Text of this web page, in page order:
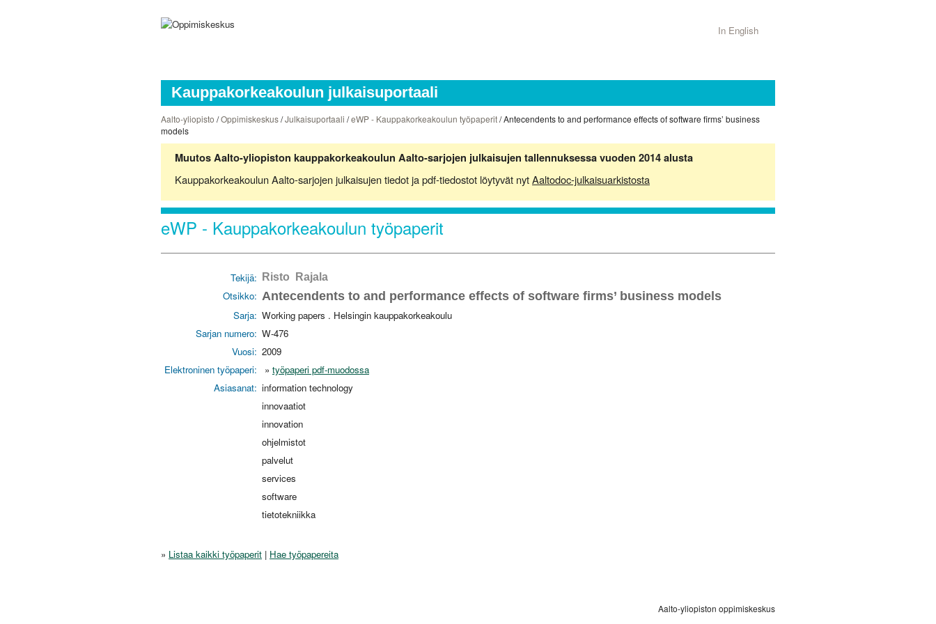
In English
Kauppakorkeakoulun julkaisuportaali
Aalto-yliopisto /Oppimiskeskus/Julkaisuportaali /eWP - Kauppakorkeakoulun työpaperit/ Antecendents to and performance effects of software firms’ business
models
Muutos Aalto-yliopiston kauppakorkeakoulun Aalto-sarjojen julkaisujen tallennuksessa vuoden 2014 alusta
Kauppakorkeakoulun Aalto-sarjojen julkaisujen tiedot ja pdf-tiedostot löytyvät nytAaltodoc-julkaisuarkistosta
eWP - Kauppakorkeakoulun työpaperit
Tekijä: Risto Rajala
Otsikko: Antecendents to and performance effects of software firms’ business models
Sarja: Working papers . Helsingin kauppakorkeakoulu
Sarjan numero: W-476
Vuosi: 2009
Elektroninen työpaperi:
» työpaperi pdf-muodossa
Asiasanat: information technology
innovaatiot
innovation
ohjelmistot
palvelut
services
software
tietotekniikka
» Listaa kaikki työpaperit | Hae työpapereita
Aalto-yliopiston oppimiskeskus